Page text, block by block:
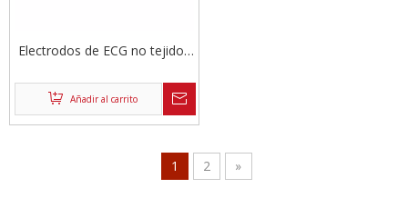
Electrodos de ECG no tejidos
Añadir al carrito
1 2 »